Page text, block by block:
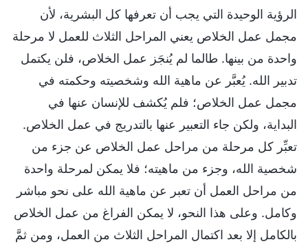
الرؤية الوحيدة التي يجب أن تعرفها كل البشرية، لأن
مجمل عمل الخلاص يعني المراحل الثلاث للعمل لا مرحلة
واحدة من بينها. طالما لم يُنجَز عمل الخلاص، فلن يكتمل
تدبير الله. يُعبَّر عن ماهية الله وشخصيته وحكمته في
مجمل عمل الخلاص؛ فلم يُكشف للإنسان عنها في
البداية، ولكن جاء التعبير عنها بالتدريج في عمل الخلاص.
تعبِّر كل مرحلة من مراحل عمل الخلاص عن جزء من
شخصية الله، وجزء من ماهيته؛ فلا يمكن لمرحلة واحدة
من مراحل العمل أن تعبر عن ماهية الله على نحو مباشر
وكامل. وعلى هذا النحو، لا يمكن الفراغ من عمل الخلاص
بالكامل إلا بعد اكتمال المراحل الثلاث من العمل، ومن ثمَّ